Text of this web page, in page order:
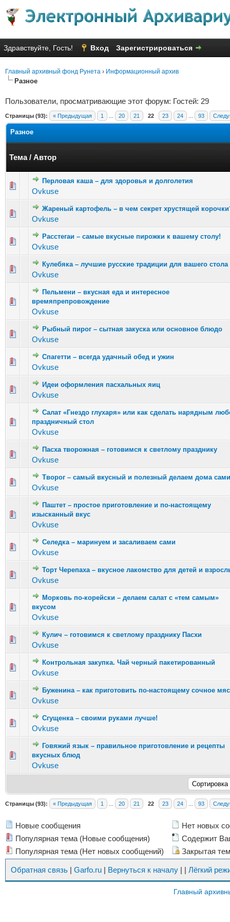
Здравствуйте, Гость! Вход Зарегистрироваться
Главный архивный фонд Рунета › Информационный архив
Разное
Пользователи, просматривающие этот форум: Гостей: 29
Страницы (93): « Предыдущая 1 20 21 22 23 24 93
Разное
Тема/ Автор
Перловая каша – для здоровья и долголетия
Ovkuse
Голосов: 2 - Средняя оценка: 1 из 5
1234 5
Жареный картофель – в чем секрет хрустящей
Ovkuse
Голосов: 4 - Средняя оценка: 1.75 из 5
12 345
Расстегаи – самые вкусные пирожки к вашему столу!
Ovkuse
Голосов: 8 - Средняя оценка: 2.75 из 5
12345
Кулебяка – лучшие русские традиции для вашего стола
Ovkuse
Голосов: 4 - Средняя оценка: 2 из 5
12 345
Пельмени – вкусная еда и интересное
времяпрепровождение
Ovkuse
Голосов: 3 - Средняя оценка: 2.67 из 5
12345
Рыбный пирог – сытная закуска или основное блюдо
Ovkuse
Голосов: 13 - Средняя оценка: 2.31 из 5
123 5
Спагетти – всегда удачный обед и ужин
Ovkuse
Голосов: 5 - Средняя оценка: 2.8 из 5
12345
Идеи оформления пасхальных яиц
Ovkuse
Голосов: 10 - Средняя оценка: 2.2 из 5
12345
Салат «Гнездо глухаря» или как сделать нарядным
праздничный стол
Ovkuse
Голосов: 13 - Средняя оценка: 2.69 из 5
1234
Пасха творожная – готовимся к светлому празднику
Ovkuse
Голосов: 4 - Средняя оценка: 2 из 5
12345
Творог – самый вкусный и полезный делаем дома сами
Ovkuse
Голосов: 6 - Средняя оценка: 2.17 из 5
1234 5
Паштет – простое приготовление и по-настоящему
изысканный вкус
Ovkuse
Голосов: 4 - Средняя оценка: 2.75 из 5
123
Селедка – маринуем и засаливаем сами
Ovkuse
Голосов: 9 - Средняя оценка: 2.22 из 5
12345
Торт Черепаха – вкусное лакомство для детей и
Ovkuse
Голосов: 5 - Средняя оценка: 2.6 из 5
123 5
Морковь по-корейски – делаем салат с «тем самым»
вкусом
Ovkuse
Голосов: 9 - Средняя оценка: 1.89 из 5
Кулич – готовимся к светлому празднику Пасхи
Ovkuse
Голосов: 3 - Средняя оценка: 1.67 из 5
12345
Контрольная закупка. Чай черный пакетированный
Ovkuse
Голосов: 3 - Средняя оценка: 2.33 из 5
12345
Буженина – как приготовить по-настоящему сочное
Ovkuse
Голосов: 6 - Средняя оценка: 2.67 из 5
123 45
Сгущенка – своими руками лучше!
Ovkuse
Голосов: 5 - Средняя оценка: 2.8 из 5
12345
Говяжий язык – правильное приготовление и рецепты
вкусных блюд
Ovkuse
Голосов: 8 - Средняя оценка: 3.13 из 5
Страницы (93): « Предыдущая 1 20 21 22 23 24 93
Новые сообщения
Популярная тема (Новые сообщения)
Популярная тема (Нет новых сообщений)
Нет новых
Содержит
Закрытая
Обратная связь | Garfo.ru | Вернуться к началу | | Лёгкий
Главный